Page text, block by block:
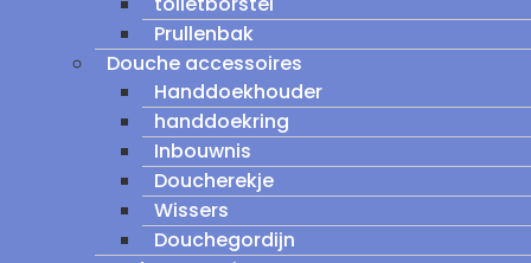
Prullenbak
Douche accessoires
Handdoekhouder
handdoekring
Inbouwnis
Doucherekje
Wissers
Douchegordijn